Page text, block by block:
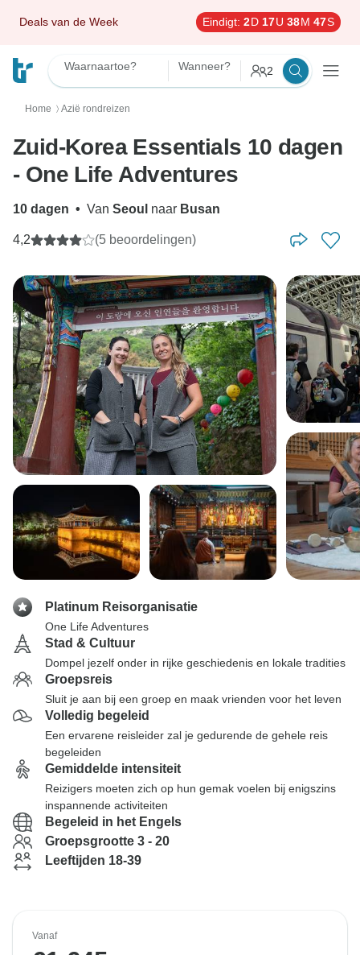
Deals van de Week Eindigt: 2D 17U 38M 45S
Waarnaartoe? Wanneer? 2
Home 〉 Azië rondreizen
Zuid-Korea Essentials 10 dagen
- One Life Adventures
10 dagen • Van Seoul naar Busan
4,2 (5 beoordelingen)
Platinum Reisorganisatie
One Life Adventures
Stad & Cultuur
Dompel jezelf onder in rijke geschiedenis en lokale tradities
Groepsreis
Sluit je aan bij een groep en maak vrienden voor het leven
Volledig begeleid
Een ervarene reisleider zal je gedurende de gehele reis
begeleiden
Gemiddelde intensiteit
Reizigers moeten zich op hun gemak voelen bij enigszins
inspannende activiteiten
Begeleid in het Engels
Groepsgrootte 3 - 20
Leeftijden 18-39
Vanaf